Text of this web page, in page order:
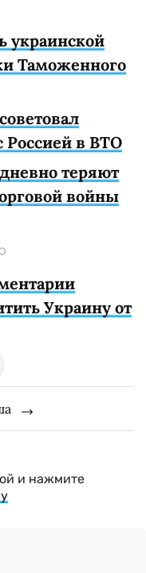
украинской
Таможенного
Россией в ВТО
теряют
войны
Украину от
и нажмите